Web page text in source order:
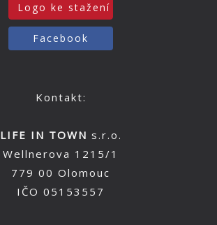
Logo ke stažení
Facebook
Kontakt:
LIFE IN TOWN s.r.o.
Wellnerova 1215/1
779 00 Olomouc
IČO 05153557